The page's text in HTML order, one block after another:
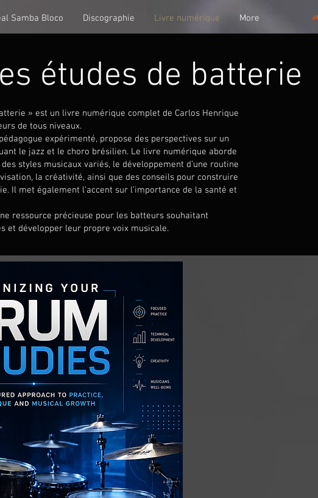
Samba Bloco Discographie Livre numérique More
études de batterie
» est un livre numérique complet de Carlos Henrique
de tous niveaux.
expérimenté, propose des perspectives sur un
le jazz et le choro brésilien. Le livre numérique aborde
styles musicaux variés, le développement d’une routine
la créativité, ainsi que des conseils pour construire
Il met également l’accent sur l’importance de la santé et
ressource précieuse pour les batteurs souhaitant
et développer leur propre voix musicale.